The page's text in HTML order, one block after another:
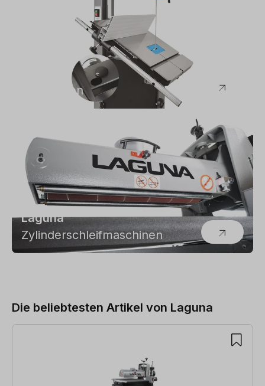
Bandsägen
Laguna
Zylinderschleifmaschinen
Die beliebtesten Artikel von Laguna
Produktgalerie überspringen